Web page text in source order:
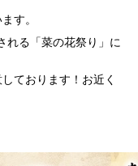
す。
れる「菜の花祭り」に
ております！お近く